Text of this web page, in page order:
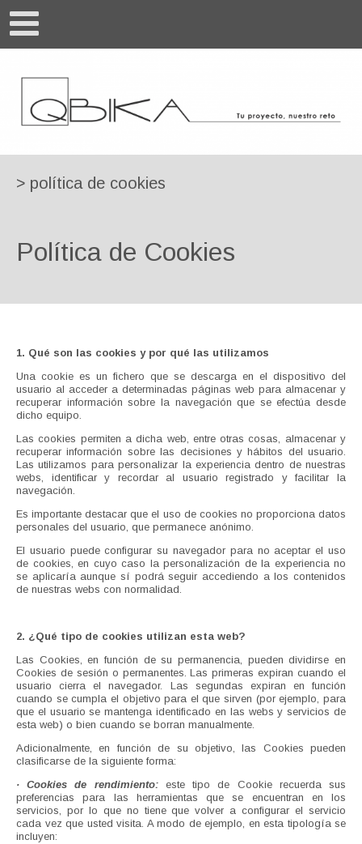
> política de cookies
Política de Cookies
1. Qué son las cookies y por qué las utilizamos
Una cookie es un fichero que se descarga en el dispositivo del
usuario al acceder a determinadas páginas web para almacenar y
recuperar información sobre la navegación que se efectúa desde
dicho equipo.
Las cookies permiten a dicha web, entre otras cosas, almacenar y
recuperar información sobre las decisiones y hábitos del usuario.
Las utilizamos para personalizar la experiencia dentro de nuestras
webs, identificar y recordar al usuario registrado y facilitar la
navegación.
Es importante destacar que el uso de cookies no proporciona datos
personales del usuario, que permanece anónimo.
El usuario puede configurar su navegador para no aceptar el uso
de cookies, en cuyo caso la personalización de la experiencia no
se aplicaría aunque sí podrá seguir accediendo a los contenidos
de nuestras webs con normalidad.
2. ¿Qué tipo de cookies utilizan esta web?
Las Cookies, en función de su permanencia, pueden dividirse en
Cookies de sesión o permanentes. Las primeras expiran cuando el
usuario cierra el navegador. Las segundas expiran en función
cuando se cumpla el objetivo para el que sirven (por ejemplo, para
que el usuario se mantenga identificado en las webs y servicios de
esta web) o bien cuando se borran manualmente.
Adicionalmente, en función de su objetivo, las Cookies pueden
clasificarse de la siguiente forma:
· Cookies de rendimiento:este tipo de Cookie recuerda sus
preferencias para las herramientas que se encuentran en los
servicios, por lo que no tiene que volver a configurar el servicio
cada vez que usted visita. A modo de ejemplo, en esta tipología se
incluyen: